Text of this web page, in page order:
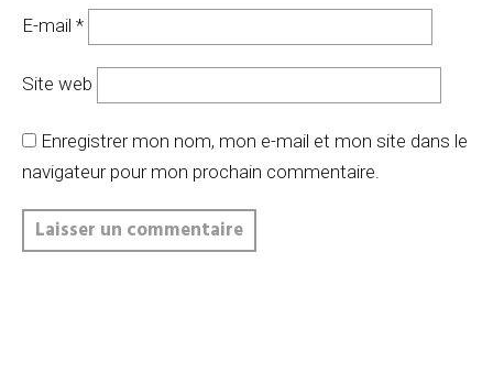
E-mail *
Site web
Enregistrer mon nom, mon e-mail et mon site dans le
navigateur pour mon prochain commentaire.